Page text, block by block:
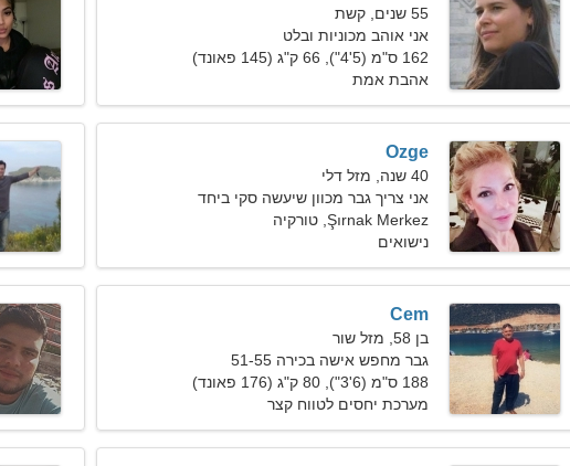
55 שנים, קשת
אני אוהב מכוניות ובלט
162 ס"מ (5'4"), 66 ק"ג (145 פאונד)
אהבת אמת
Ozge
40 שנה, מזל דלי
אני צריך גבר מכוון שיעשה סקי ביחד
Şırnak Merkez, טורקיה
נישואים
Cem
בן 58, מזל שור
גבר מחפש אישה בכירה 51-55
188 ס"מ (6'3"), 80 ק"ג (176 פאונד)
מערכת יחסים לטווח קצר